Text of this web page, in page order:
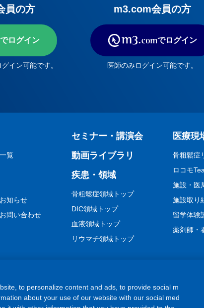
員の方
でログイン
イン可能です。
m3.com会員の方
でログイン
医師のみログイン可能です。
覧
知らせ
問い合わせ
セミナー・講演会
動画ライブラリ
疾患・領域
骨粗鬆症領域トップ
DIC領域トップ
血液領域トップ
リウマチ領域トップ
医療現
骨粗鬆症
ロコモ
施設・医
施設取り
留学体験
薬剤師・
to personalize content and ads, to provide social m
about your use of our website with our social med